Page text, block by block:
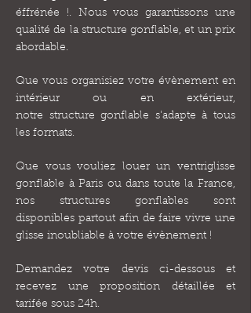
éffrénée !. Nous vous garantissons une
qualité de la structure gonflable, et un prix
abordable.
Que vous organisiez votre évènement en
intérieur ou en extérieur,
notre structure gonflable s'adapte à tous
les formats.
Que vous vouliez louer un ventriglisse
gonflable à Paris ou dans toute la France,
nos structures gonflables sont
disponibles partout afin de faire vivre une
glisse inoubliable à votre évènement !
Demandez votre devis ci-dessous et
recevez une proposition détaillée et
tarifée sous 24h.